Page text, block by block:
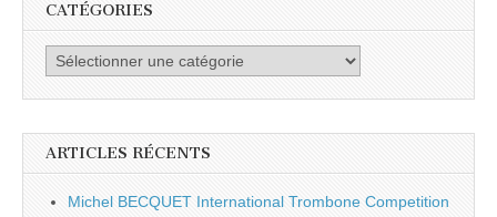
CATÉGORIES
Catégories
ARTICLES RÉCENTS
Michel BECQUET International Trombone Competition